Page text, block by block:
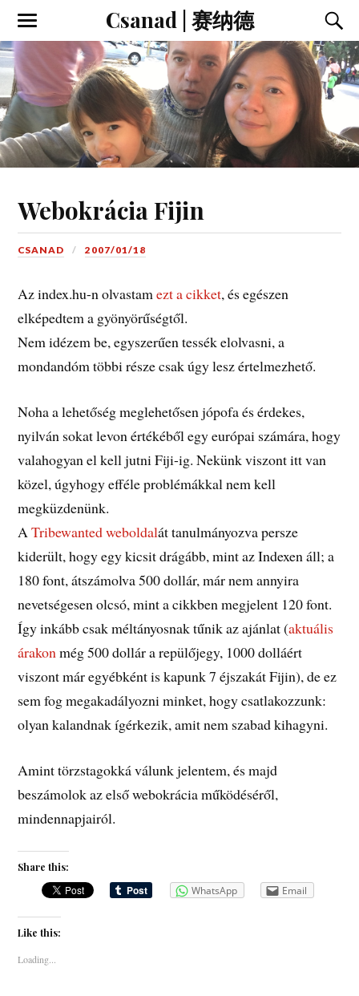
Csanad | 赛纳德
Webokrácia Fijin
CSANAD 2007/01/18
Az index.hu-n olvastamezt a cikket, és egészen
elképedtem a gyönyörűségtől.
Nem idézem be, egyszerűen tessék elolvasni, a
mondandóm többi része csak úgy lesz értelmezhető.
Noha a lehetőség meglehetősen jópofa és érdekes,
nyilván sokat levon értékéből egy európai számára, hogy
valahogyan el kell jutni Fiji-ig. Nekünk viszont itt van
közel, úgyhogy efféle problémákkal nem kell
megküzdenünk.
ATribewanted weboldalát tanulmányozva persze
kiderült, hogy egy kicsit drágább, mint az Indexen áll; a
180 font, átszámolva 500 dollár, már nem annyira
nevetségesen olcsó, mint a cikkben megjelent 120 font.
Így inkább csak méltányosnak tűnik az ajánlat (aktuális
árakonmég 500 dollár a repülőjegy, 1000 dolláért
viszont már egyébként is kapunk 7 éjszakát Fijin), de ez
sem fog megakadályozni minket, hogy csatlakozzunk:
olyan kalandnak ígérkezik, amit nem szabad kihagyni.
Amint törzstagokká válunk jelentem, és majd
beszámolok az első webokrácia működéséről,
mindennapjairól.
Share this:
WhatsApp Email
Like this:
Loading...